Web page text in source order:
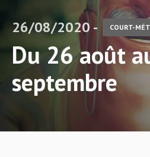
26/08/2020 - COURT-
Du 26 août
septembre